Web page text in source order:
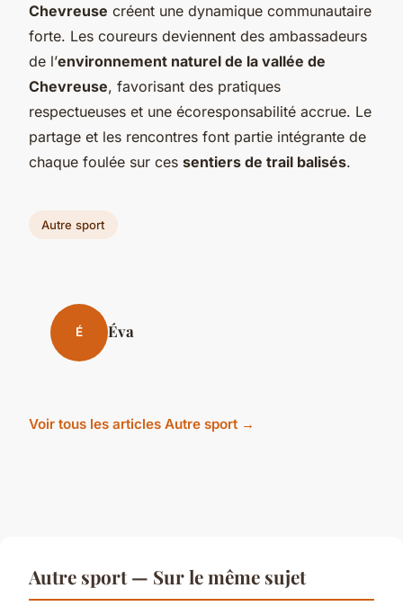
Chevreuse créent une dynamique communautaire
forte. Les coureurs deviennent des ambassadeurs
de l’environnement naturel de la vallée de
Chevreuse, favorisant des pratiques
respectueuses et une écoresponsabilité accrue. Le
partage et les rencontres font partie intégrante de
chaque foulée sur ces sentiers de trail balisés.
Autre sport
É Éva
Voir tous les articles Autre sport →
Autre sport — Sur le même sujet